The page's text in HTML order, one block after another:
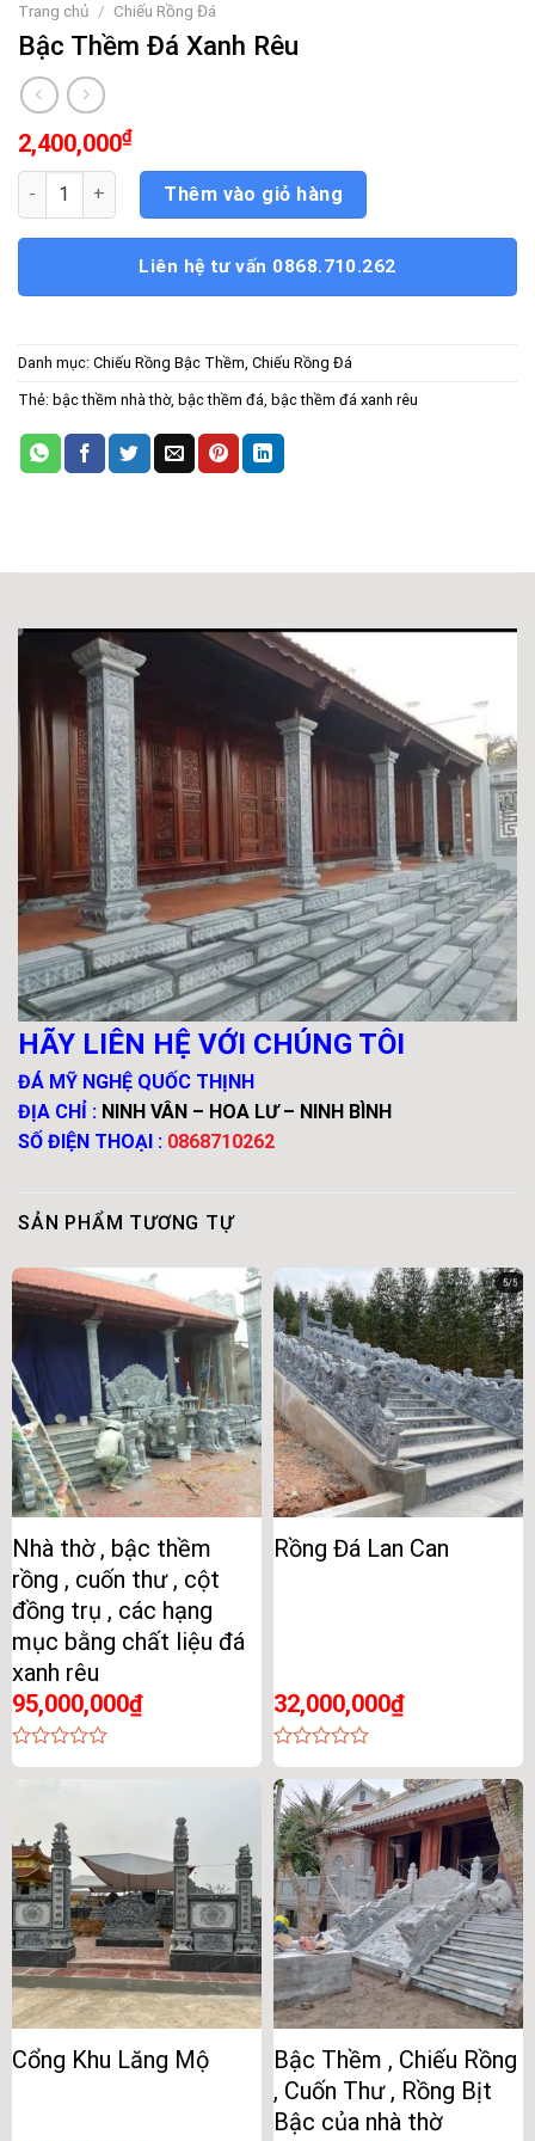
Trang chủ / Chiếu Rồng Đá
Bậc Thềm Đá Xanh Rêu
2,400,000₫
Bậc Thềm Đá Xanh Rêu số lượng
Thêm vào giỏ hàng
Liên hệ tư vấn 0868.710.262
Danh mục: Chiếu Rồng Bậc Thềm Chiếu Rồng Đá
Thẻ: bậc thềm nhà thờ, bậc thềm đá bậc thềm đá xanh rêu
HÃY LIÊN HỆ VỚI CHÚNG TÔI
ĐÁ MỸ NGHỆ QUỐC THỊNH
ĐỊA CHỈ : NINH VÂN – HOA LƯ – NINH BÌNH
SỐ ĐIỆN THOẠI : 0868710262
SẢN PHẨM TƯƠNG TỰ
Nhà thờ , bậc thềm
rồng , cuốn thư , cột
đồng trụ , các hạng
mục bằng chất liệu đá
xanh rêu
95,000,000₫
0
Rồng Đá Lan Can
32,000,000₫
0
out
of
5
Cổng Khu Lăng Mộ
Bậc Thềm , Chiếu Rồng
, Cuốn Thư , Rồng Bịt
Bậc của nhà thờ